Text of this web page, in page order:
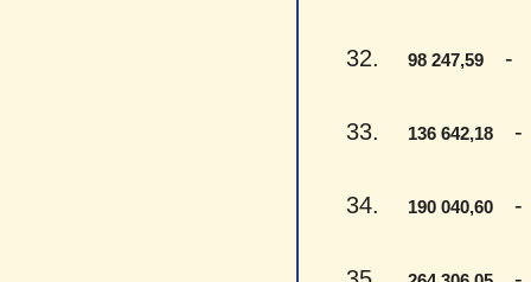
32. 98 247,59 -
33. 136 642,18 -
34. 190 040,60 -